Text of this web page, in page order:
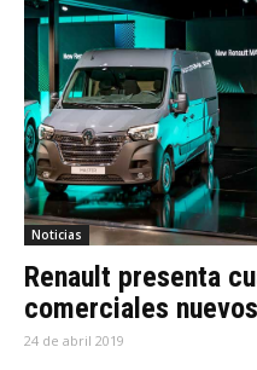
Noticias
Renault presenta
comerciales nuevos
24 de abril 2019